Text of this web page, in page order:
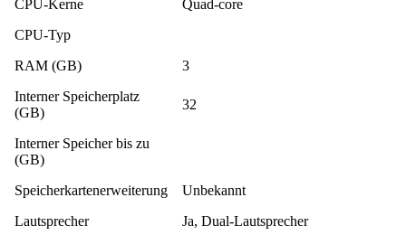
CPU-Kerne
Quad-core
CPU-Typ
RAM (GB)
3
Interner Speicherplatz
(GB)
32
Interner Speicher bis zu
(GB)
Speicherkartenerweiterung
Unbekannt
Lautsprecher
Ja, Dual-Lautsprecher